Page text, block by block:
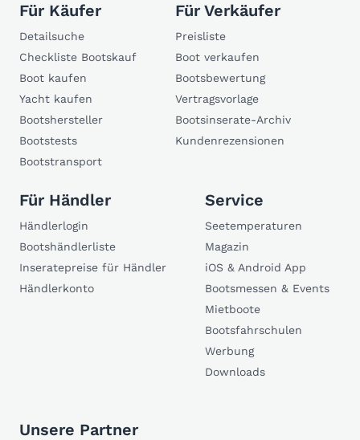
Für Käufer
Detailsuche
Checkliste Bootskauf
Boot kaufen
Yacht kaufen
Bootshersteller
Bootstests
Bootstransport
Für Verkäufer
Preisliste
Boot verkaufen
Bootsbewertung
Vertragsvorlage
Bootsinserate-Archiv
Kundenrezensionen
Für Händler
Händlerlogin
Bootshändlerliste
Inseratepreise für Händler
Händlerkonto
Service
Seetemperaturen
Magazin
iOS & Android App
Bootsmessen & Events
Mietboote
Bootsfahrschulen
Werbung
Downloads
Unsere Partner